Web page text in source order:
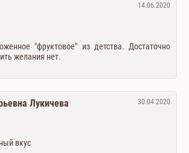
14.06.2020
"фруктовое" из детства. Достаточно
желания нет.
30.04.2020
Лукичева
вкус